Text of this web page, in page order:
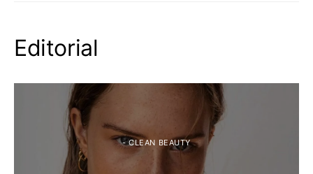
Editorial
- CLEAN BEAUTY